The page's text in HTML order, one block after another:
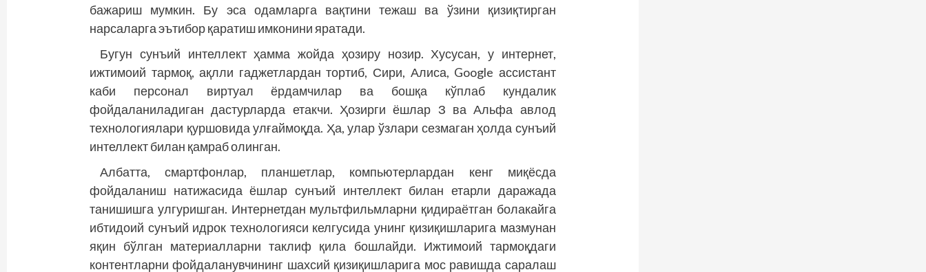
бажариш мумкин. Бу эса одамларга вақтини тежаш ва ўзини қизиқтирган
нарсаларга эътибор қаратиш имконини яратади.
Бугун сунъий интеллект ҳамма жойда ҳозиру нозир. Хусусан, у интернет,
ижтимоий тармоқ, ақлли гаджетлардан тортиб, Сири, Алиса, Google ассистант
каби персонал виртуал ёрдамчилар ва бошқа кўплаб кундалик
фойдаланиладиган дастурларда етакчи. Ҳозирги ёшлар З ва Альфа авлод
технологиялари қуршовида улғаймоқда. Ҳа, улар ўзлари сезмаган ҳолда сунъий
интеллект билан қамраб олинган.
Албатта, смартфонлар, планшетлар, компь­ютерлардан кенг миқёсда
фойдаланиш натижасида ёшлар сунъий интеллект билан етарли даражада
танишишга улгуришган. Интернетдан мультфильмларни қидираётган болакайга
ибтидоий сунъий идрок технологияси келгусида унинг қизиқишларига мазмунан
яқин бўлган материалларни таклиф қила бошлайди. Ижтимоий тармоқдаги
контентларни фойдаланувчининг шахсий қизиқишларига мос равишда саралаш